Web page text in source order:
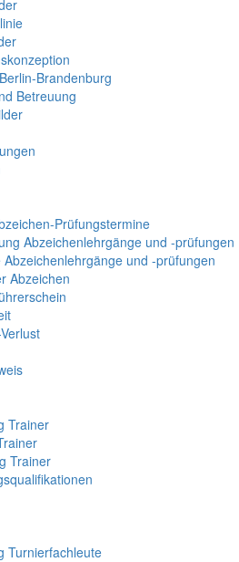
Brandenburg
Betreuung
Prüfungstermine
Abzeichenlehrgänge und -prüfungen
Abzeichenlehrgänge und -prüfungen
Abzeichen
Trainer
Trainer
Turnierfachleute